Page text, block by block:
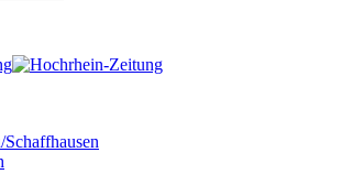
Schaffhausen